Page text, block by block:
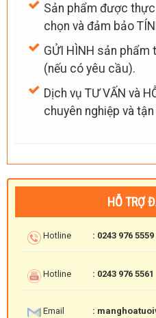
Sản phẩm được thực
chọn và đảm bảo
GỬI HÌNH sản phẩm
(nếu có yêu cầu).
Dịch vụ TƯ VẤN và
chuyên nghiệp và tận
HỖ TRỢ
Hotline : 0243 976
Hotline : 0243 976 5561
Email :